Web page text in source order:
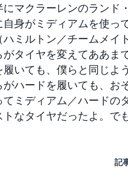
にマクラーレンのランド
身がミディアムを使っ
ハミルトン／チームメイ
がタイヤを変えてああ
履いても、僕らと同じよ
がハードを履いても、お
てミディアム／ハード
なタイヤだったよ。で
記